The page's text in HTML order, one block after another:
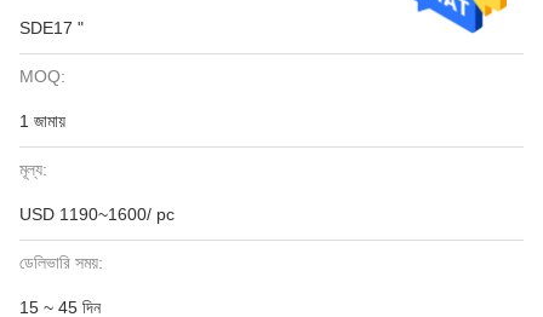
SDE17 "
MOQ:
1 জামায়
মূল্য:
USD 1190~1600/ pc
ডেলিভারি সময়:
15 ~ 45 দিন